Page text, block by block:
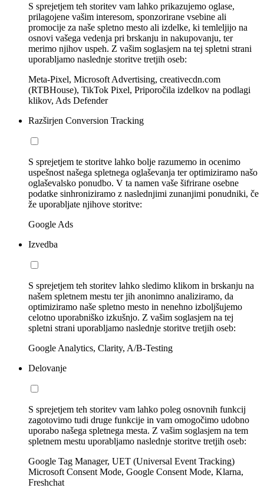
S sprejetjem teh storitev vam lahko prikazujemo oglase,
prilagojene vašim interesom, sponzorirane vsebine ali
promocije za naše spletno mesto ali izdelke, ki temleljijo na
osnovi vašega vedenja pri brskanju in nakupovanju, ter
merimo njihov uspeh. Z vašim soglasjem na tej spletni strani
uporabljamo naslednje storitve tretjih oseb:
Meta-Pixel, Microsoft Advertising, creativecdn.com
(RTBHouse), TikTok Pixel, Priporočila izdelkov na podlagi
klikov, Ads Defender
Razširjen Conversion Tracking
S sprejetjem te storitve lahko bolje razumemo in ocenimo
uspešnost našega spletnega oglaševanja ter optimiziramo našo
oglaševalsko ponudbo. V ta namen vaše šifrirane osebne
podatke sinhroniziramo z naslednjimi zunanjimi ponudniki, če
že uporabljate njihove storitve:
Google Ads
Izvedba
S sprejetjem teh storitev lahko sledimo klikom in brskanju na
našem spletnem mestu ter jih anonimno analiziramo, da
optimiziramo naše spletno mesto in nenehno izboljšujemo
celotno uporabniško izkušnjo. Z vašim soglasjem na tej
spletni strani uporabljamo naslednje storitve tretjih oseb:
Google Analytics, Clarity, A/B-Testing
Delovanje
S sprejetjem teh storitev vam lahko poleg osnovnih funkcij
zagotovimo tudi druge funkcije in vam omogočimo udobno
uporabo našega spletnega mesta. Z vašim soglasjem na tem
spletnem mestu uporabljamo naslednje storitve tretjih oseb:
Google Tag Manager, UET (Universal Event Tracking)
Microsoft Consent Mode, Google Consent Mode, Klarna,
Freshchat